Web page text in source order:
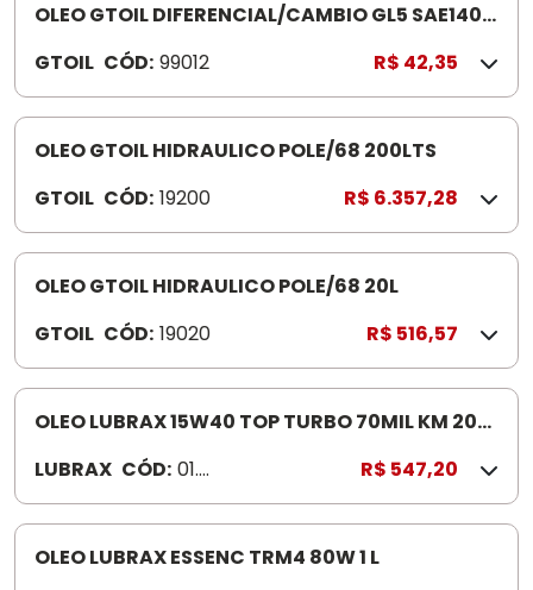
OLEO GTOIL DIFERENCIAL/CAMBIO GL5 SAE140
GTOIL CÓD: 99012 R$ 42,35
OLEO GTOIL HIDRAULICO POLE/68 200LTS
GTOIL CÓD: 19200 R$ 6.357,28
OLEO GTOIL HIDRAULICO POLE/68 20L
GTOIL CÓD: 19020 R$ 516,57
OLEO LUBRAX 15W40 TOP TURBO 70MIL KM 20L
LUBRAX CÓD: 01.0
26.7
51
R$ 547,20
OLEO LUBRAX ESSENC TRM4 80W 1 L